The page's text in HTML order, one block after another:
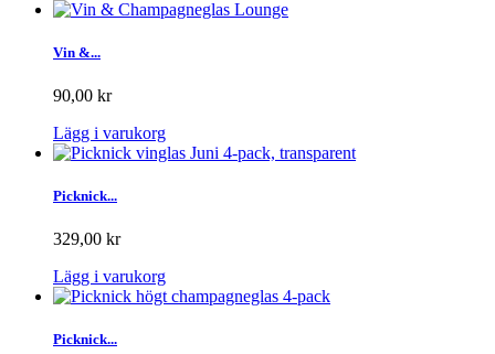
Vin &...
90,00 kr
Lägg i varukorg
Picknick...
329,00 kr
Lägg i varukorg
Picknick...